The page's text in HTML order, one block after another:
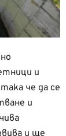
и
че да се
и
и ще